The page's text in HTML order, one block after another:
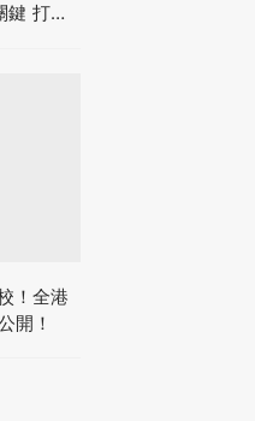
鍵 打好
！全港
開！